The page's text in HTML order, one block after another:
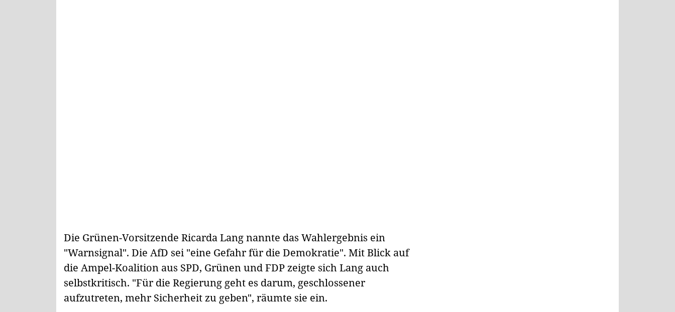
Die Grünen-Vorsitzende Ricarda Lang nannte das Wahlergebnis ein
"Warnsignal". Die AfD sei "eine Gefahr für die Demokratie". Mit Blick auf
die Ampel-Koalition aus SPD, Grünen und FDP zeigte sich Lang auch
selbstkritisch. "Für die Regierung geht es darum, geschlossener
aufzutreten, mehr Sicherheit zu geben", räumte sie ein.